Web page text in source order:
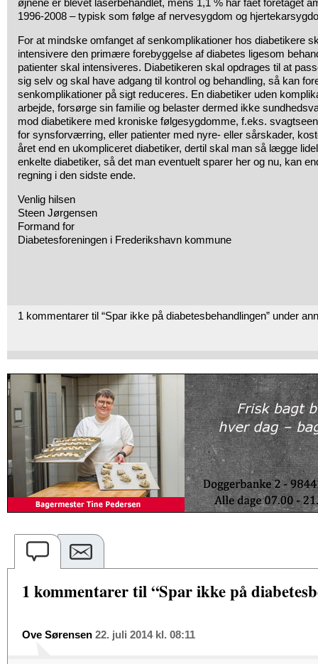
øjnene er blevet laserbehandlet, mens 1,1 % har fået foretaget
1996-2008 – typisk som følge af nervesygdom og
For at mindske omfanget af senkomplikationer hos diabetikere
intensivere den primære forebyggelse af diabetes ligesom
patienter skal intensiveres. Diabetikeren skal opdrages til at
sig selv og skal have adgang til kontrol og behandling, så kan
senkomplikationer på sigt reduceres. En diabetiker uden
arbejde, forsørge sin familie og belaster dermed ikke
mod diabetikere med kroniske følgesygdomme, f.eks.
for synsforværring, eller patienter med nyre- eller sårskader,
året end en ukompliceret diabetiker, dertil skal man så lægge
enkelte diabetiker, så det man eventuelt sparer her og nu, kan
regning i den sidste ende.
Venlig hilsen
Steen Jørgensen
Formand for
Diabetesforeningen i Frederikshavn kommune
1 kommentarer til “Spar ikke på diabetesbehandlingen” under
1 kommentarer til “Spar ikke på
Ove Sørensen 22. juli 2014 kl. 08:11